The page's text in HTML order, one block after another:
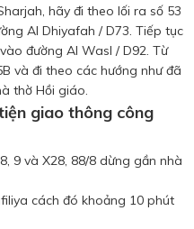
hãy đi theo lối ra số 53
Al Dhiyafah / D73. Tiếp tục
đường Al Wasl / D92. Từ
và đi theo các hướng như đã
thờ Hồi giáo.
giao thông công
9 và X28, 88/8 dừng gần nhà
cách đó khoảng 10 phút